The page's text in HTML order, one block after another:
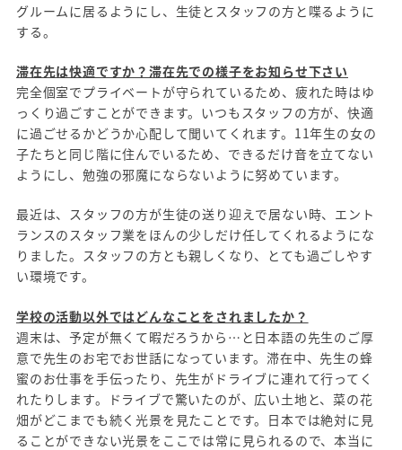
グルームに居るようにし、生徒とスタッフの方と喋るように
する。
滞在先は快適ですか？滞在先での様子をお知らせ下さい
完全個室でプライベートが守られているため、疲れた時はゆ
っくり過ごすことができます。いつもスタッフの方が、快適
に過ごせるかどうか心配して聞いてくれます。11年生の女の
子たちと同じ階に住んでいるため、できるだけ音を立てない
ようにし、勉強の邪魔にならないように努めています。
最近は、スタッフの方が生徒の送り迎えで居ない時、エント
ランスのスタッフ業をほんの少しだけ任してくれるようにな
りました。スタッフの方とも親しくなり、とても過ごしやす
い環境です。
学校の活動以外ではどんなことをされましたか？
週末は、予定が無くて暇だろうから…と日本語の先生のご厚
意で先生のお宅でお世話になっています。滞在中、先生の蜂
蜜のお仕事を手伝ったり、先生がドライブに連れて行ってく
れたりします。ドライブで驚いたのが、広い土地と、菜の花
畑がどこまでも続く光景を見たことです。日本では絶対に見
ることができない光景をここでは常に見られるので、本当に